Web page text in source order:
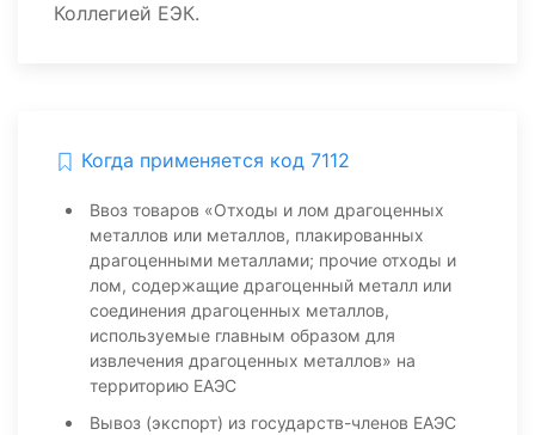
Коллегией ЕЭК.
Когда применяется код 7112
Ввоз товаров «Отходы и лом драгоценных
металлов или металлов, плакированных
драгоценными металлами; прочие отходы и
лом, содержащие драгоценный металл или
соединения драгоценных металлов,
используемые главным образом для
извлечения драгоценных металлов» на
территорию ЕАЭС
Вывоз (экспорт) из государств-членов ЕАЭС